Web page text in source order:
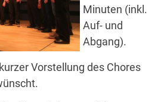
Minuten (inkl.
Auf- und
Abgang).
Vorstellung des Chores